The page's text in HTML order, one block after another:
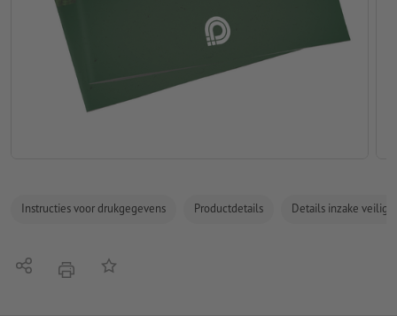
Instructies voor drukgegevens Productdetails Details inzake
Delen afdrukkenOp de lijst